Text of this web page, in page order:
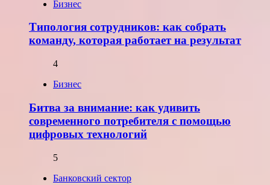
Бизнес
Типология сотрудников: как собрать
команду, которая работает на результат
4
Бизнес
Битва за внимание: как удивить
современного потребителя с помощью
цифровых технологий
5
Банковский сектор